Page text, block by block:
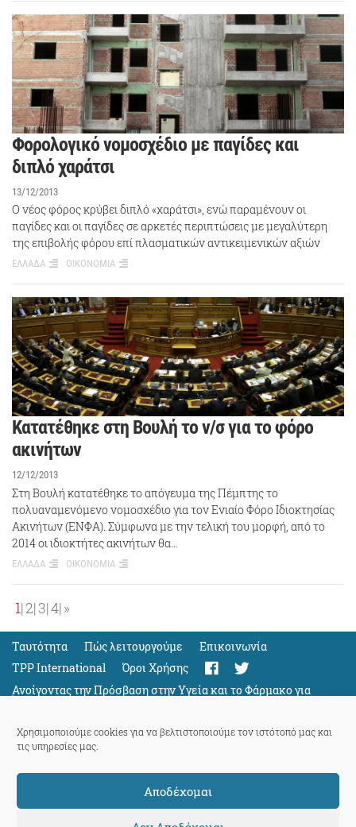
Χρησιμοποιούμε cookies για να βελτιστοποιούμε τον ιστότοπό μας και
τις υπηρεσίες μας.
Αποδέχομαι
Φορολογικό νομοσχέδιο με παγίδες και
διπλό χαράτσι
13/12/2013
Ο νέος φόρος κρύβει διπλό «χαράτσι», ενώ παραμένουν οι
παγίδες και οι παγίδες σε αρκετές περιπτώσεις με μεγαλύτερη
της επιβολής φόρου επί πλασματικών αντικειμενικών αξιών
ΕΛΛΑΔΑ ΟΙΚΟΝΟΜΙΑ
Κατατέθηκε στη Βουλή το ν/σ για το φόρο
ακινήτων
12/12/2013
Στη Βουλή κατατέθηκε το απόγευμα της Πέμπτης το
πολυαναμενόμενο νομοσχέδιο για τον Ενιαίο Φόρο Ιδιοκτησίας
Ακινήτων (ΕΝΦΑ). Σύμφωνα με την τελική του μορφή, από το
2014 οι ιδιοκτήτες ακινήτων θα…
ΕΛΛΑΔΑ ΟΙΚΟΝΟΜΙΑ
1 2 3 4 »
Ταυτότητα Πώς λειτουργούμε
Eπικοινωνία
TPP International
Όροι Χρήσης
Ανοίγοντας την Πρόσβαση στην Υγεία και το Φάρμακο για
Όλους
Support
ThePressProject
powered by our community members